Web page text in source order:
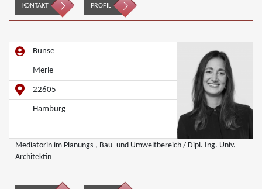
Nachbarschaftsmediation, Schulmediation
KONTAKT PROFIL
Bunse
Merle
22605
Hamburg
Mediatorin im Planungs-, Bau- und Umweltbereich / Dipl.-Ing. Univ.
Architektin